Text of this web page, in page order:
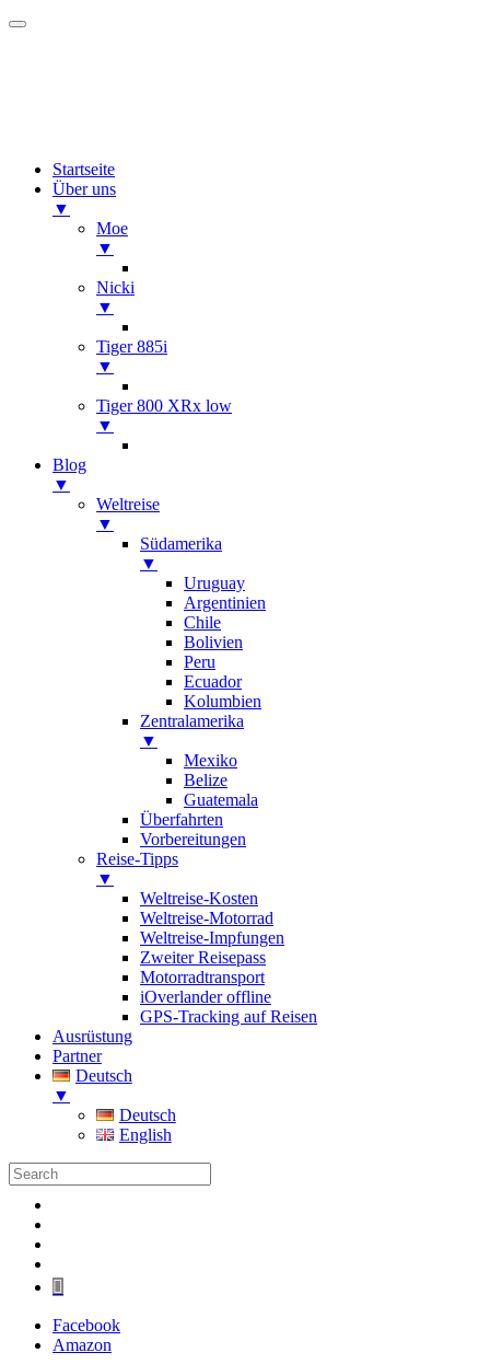
Startseite
Über uns
▼
Moe
▼
Nicki
▼
Tiger 885i
▼
Tiger 800 XRx low
▼
Blog
▼
Weltreise
▼
Südamerika
▼
Uruguay
Argentinien
Chile
Bolivien
Peru
Ecuador
Kolumbien
Zentralamerika
▼
Mexiko
Belize
Guatemala
Überfahrten
Vorbereitungen
Reise-Tipps
▼
Weltreise-Kosten
Weltreise-Motorrad
Weltreise-Impfungen
Zweiter Reisepass
Motorradtransport
iOverlander offline
GPS-Tracking auf Reisen
Ausrüstung
Partner
Deutsch
▼
Deutsch
English
Facebook
Amazon